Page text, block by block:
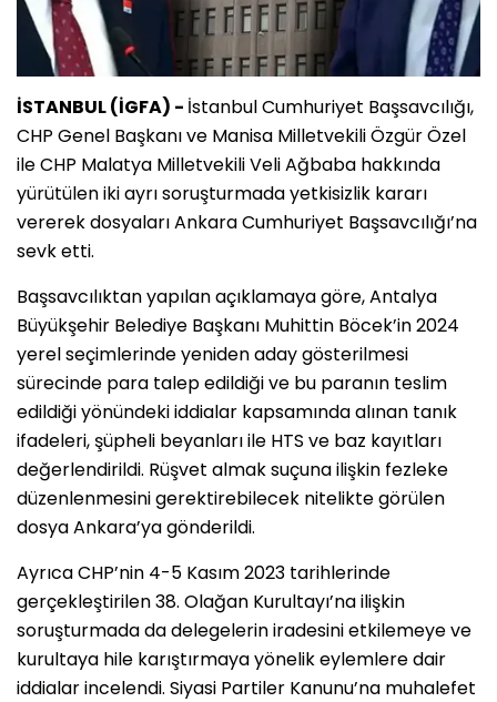
İSTANBUL (İGFA) - İstanbul Cumhuriyet Başsavcılığı,
CHP Genel Başkanı ve Manisa Milletvekili Özgür Özel
ile CHP Malatya Milletvekili Veli Ağbaba hakkında
yürütülen iki ayrı soruşturmada yetkisizlik kararı
vererek dosyaları Ankara Cumhuriyet Başsavcılığı’na
sevk etti.
Başsavcılıktan yapılan açıklamaya göre, Antalya
Büyükşehir Belediye Başkanı Muhittin Böcek’in 2024
yerel seçimlerinde yeniden aday gösterilmesi
sürecinde para talep edildiği ve bu paranın teslim
edildiği yönündeki iddialar kapsamında alınan tanık
ifadeleri, şüpheli beyanları ile HTS ve baz kayıtları
değerlendirildi. Rüşvet almak suçuna ilişkin fezleke
düzenlenmesini gerektirebilecek nitelikte görülen
dosya Ankara’ya gönderildi.
Ayrıca CHP’nin 4-5 Kasım 2023 tarihlerinde
gerçekleştirilen 38. Olağan Kurultayı’na ilişkin
soruşturmada da delegelerin iradesini etkilemeye ve
kurultaya hile karıştırmaya yönelik eylemlere dair
iddialar incelendi. Siyasi Partiler Kanunu’na muhalefet